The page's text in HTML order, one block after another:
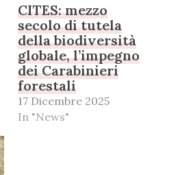
CITES: mezzo
secolo di tutela
della biodiversità
globale, l’impegno
dei Carabinieri
forestali
17 Dicembre 2025
In "News"